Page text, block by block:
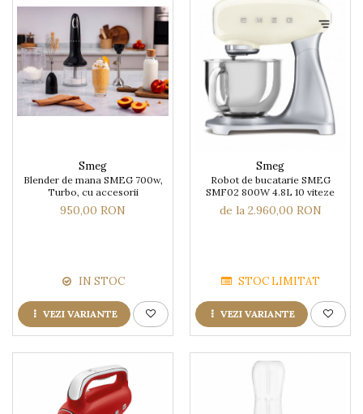
Smeg
Blender de mana SMEG 700w,
Turbo, cu accesorii
950,00 RON
IN STOC
VEZI VARIANTE
Smeg
Robot de bucatarie SMEG
SMF02 800W 4.8L 10 viteze
de la 2.960,00 RON
STOC LIMITAT
VEZI VARIANTE